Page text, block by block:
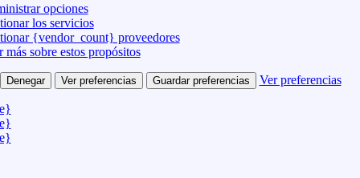
opciones
los servicios
{vendor_count} proveedores
más sobre estos propósitos
Denegar Ver preferencias Guardar preferencias Ver preferencias